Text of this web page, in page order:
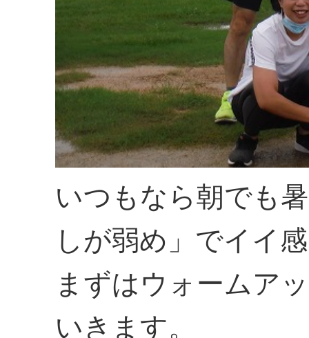
いつもなら朝でも
しが弱め」でイイ
まずはウォームア
いきます。